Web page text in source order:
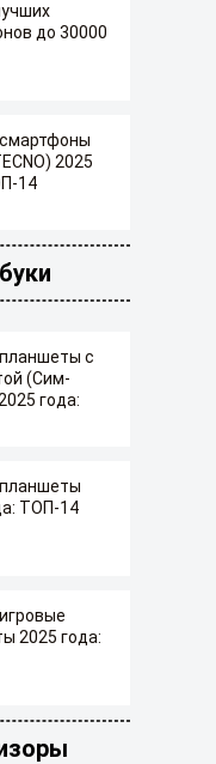
до 30000
2025
14
с
(Сим-
года:
ТОП-14
2025 года: